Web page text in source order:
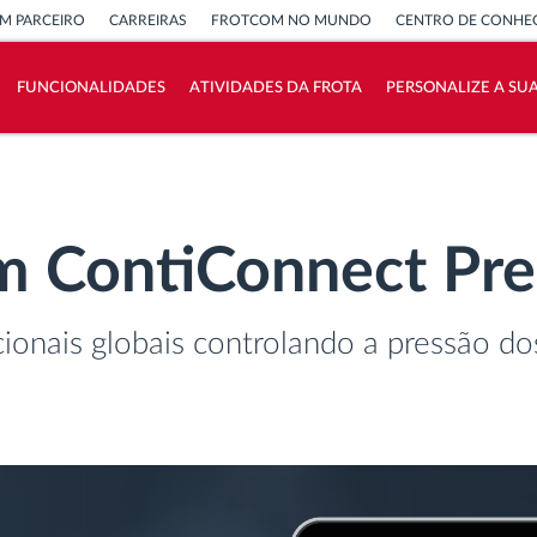
PARCEIRO CARREIRAS FROTCOM NO MUNDO CENTRO DE
FUNCIONALIDADES ATIVIDADES DA FROTA PERSONALIZE A
Calculadora de Benefícios
ContiConnect
globais controlando a pressão